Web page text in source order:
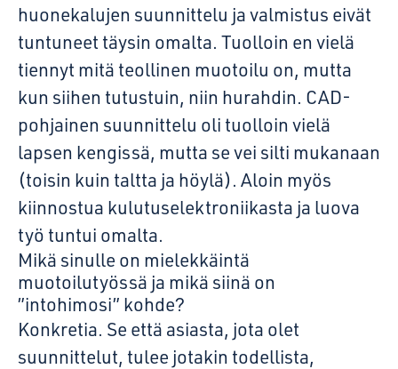
huonekalujen suunnittelu ja valmistus eivät
tuntuneet täysin omalta. Tuolloin en vielä
tiennyt mitä teollinen muotoilu on, mutta
kun siihen tutustuin, niin hurahdin. CAD-
pohjainen suunnittelu oli tuolloin vielä
lapsen kengissä, mutta se vei silti mukanaan
(toisin kuin taltta ja höylä). Aloin myös
kiinnostua kulutuselektroniikasta ja luova
työ tuntui omalta.
Mikä sinulle on mielekkäintä
muotoilutyössä ja mikä siinä on
”intohimosi” kohde?
Konkretia. Se että asiasta, jota olet
suunnittelut, tulee jotakin todellista,